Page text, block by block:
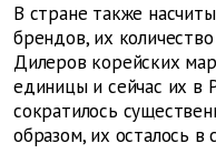
В стране также
брендов, их
Дилеров корейских
единицы и сейчас их в
сократилось
образом, их осталось в